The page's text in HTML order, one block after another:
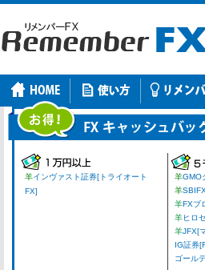
羊インヴァスト証券[トライオート
FX]
羊GMO
羊
羊FXブ
羊ヒロ
羊JFX[
IG証券
ゴール